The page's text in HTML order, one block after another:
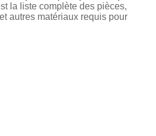
la liste complète des pièces,
autres matériaux requis pour